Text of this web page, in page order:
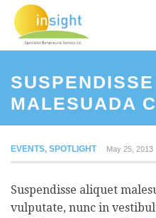
MALESUADA
EVENTS, SPOTLIGHT May 25, 2013
Suspendisse aliquet
vulputate, nunc in